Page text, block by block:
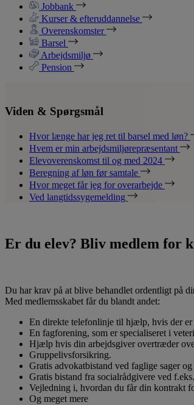
Jobbank
Kurser & efteruddannelse
Overenskomster
Barsel
Arbejdsmiljø
Pension
Viden & Spørgsmål
Hvor længe har jeg ret til barsel med løn?
Hvem er min arbejdsmiljørepræsentant
Elevoverenskomst til og med 2024
Beregning af løn før samtale
Hvor meget får jeg for overarbejde
Ved langtidssygemelding
Er du elev? Bliv medlem for
Du har krav på at blive behandlet ordentligt på
Med medlemsskabet får du blandt andet:
En direkte telefonlinje til hjælp, hvis der
En fagforening, som er specialiseret i
Hjælp hvis din arbejdsgiver overtræder
Gruppelivsforsikring.
Gratis advokatbistand ved faglige sager og
Gratis bistand fra socialrådgivere ved
Vejledning i, hvordan du får din kontrakt
Og meget mere